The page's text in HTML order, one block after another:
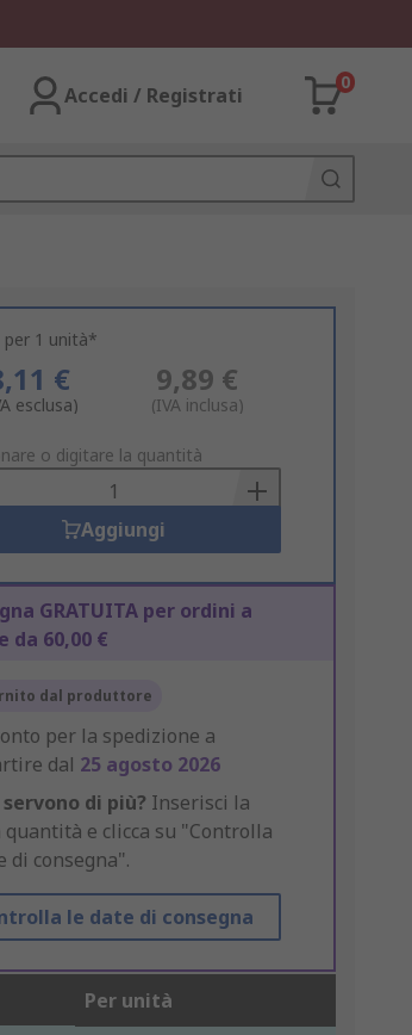
Accedi / Registrati
0
per 1 unità*
€
esclusa)
9,89 €
(IVA inclusa)
o digitare la quantità
Aggiungi
GRATUITA per ordini a
da 60,00 €
dal produttore
per la spedizione a
dal 25 agosto 2026
servono di più? Inserisci la
quantità e clicca su "Controlla
di consegna".
le date di consegna
Per unità